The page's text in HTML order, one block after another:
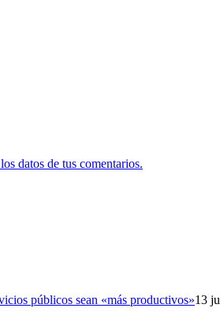
datos de tus comentarios.
públicos sean «más productivos»13